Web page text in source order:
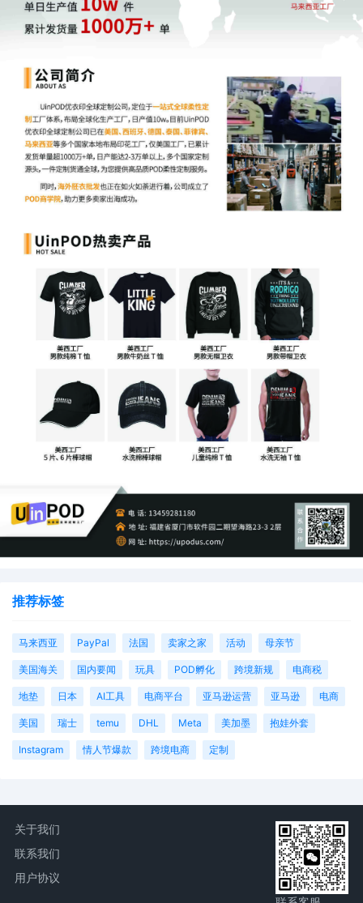
推荐标签
马来西亚 PayPal 法国 卖家之家 活动 母亲节
美国海关 国内要闻 玩具 POD孵化 跨境新规 电商税
地垫 日本 AI工具 电商平台 亚马逊运营 亚马逊 电商
美国 瑞士 temu DHL Meta 美加墨 抱娃外套
Instagram 情人节爆款 跨境电商 定制
关于我们
联系我们
用户协议